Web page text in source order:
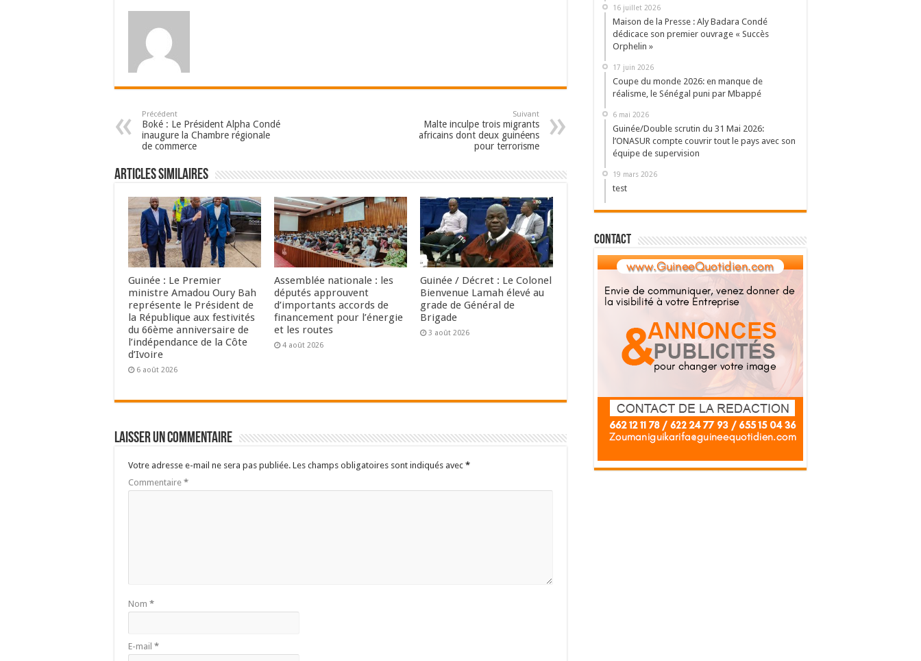
Précédent
Boké : Le Président Alpha Condé
inaugure la Chambre régionale
de commerce
Suivant
Malte inculpe trois migrants
africains dont deux guinéens
pour terrorisme
Articles Similaires
Guinée : Le Premier
ministre Amadou Oury Bah
représente le Président de
la République aux festivités
du 66ème anniversaire de
l’indépendance de la Côte
d’Ivoire
6 août 2026
Assemblée nationale : les
députés approuvent
d’importants accords de
financement pour l’énergie
et les routes
4 août 2026
Guinée / Décret : Le Colonel
Bienvenue Lamah élevé au
grade de Général de
Brigade
3 août 2026
Laisser un commentaire
Votre adresse e-mail ne sera pas publiée. Les champs obligatoires sont indiqués avec *
Commentaire *
Nom *
E-mail *
16 juillet 2026
Maison de la Presse : Aly Badara Condé
dédicace son premier ouvrage « Succès
Orphelin »
17 juin 2026
Coupe du monde 2026: en manque de
réalisme, le Sénégal puni par Mbappé
6 mai 2026
Guinée/Double scrutin du 31 Mai 2026:
l’ONASUR compte couvrir tout le pays avec son
équipe de supervision
19 mars 2026
test
Contact